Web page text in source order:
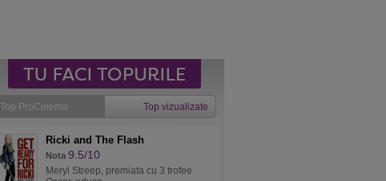
Top ProCinema Top vizualizate
Ricki and The Flash
Nota 9.5/10
Meryl Streep, premiata cu 3 trofee